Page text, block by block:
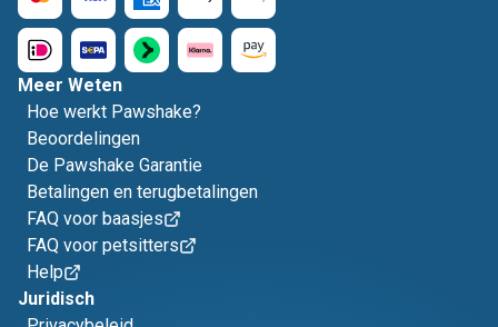
Meer Weten
Hoe werkt Pawshake?
Beoordelingen
De Pawshake Garantie
Betalingen en terugbetalingen
FAQ voor baasjes
FAQ voor petsitters
Help
Juridisch